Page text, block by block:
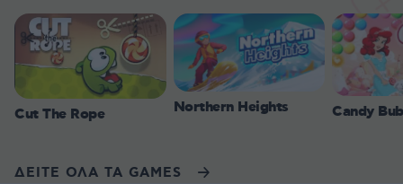
Cut The Rope Northern Heights Candy
ΔΕΙΤΕ ΟΛΑ ΤΑ GAMES